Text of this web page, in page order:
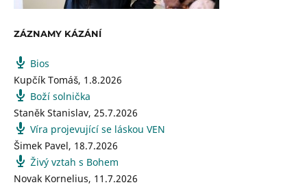
ZÁZNAMY KÁZÁNÍ
Bios
Kupčík Tomáš, 1.8.2026
Boží solnička
Staněk Stanislav, 25.7.2026
Víra projevující se láskou VEN
Šimek Pavel, 18.7.2026
Živý vztah s Bohem
Novak Kornelius, 11.7.2026